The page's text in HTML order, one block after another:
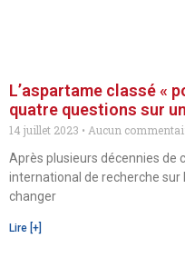
L’aspartame classé «
quatre questions sur
14 juillet 2023
Aucun
Après plusieurs décennies de
international de recherche sur
changer
Lire [+]